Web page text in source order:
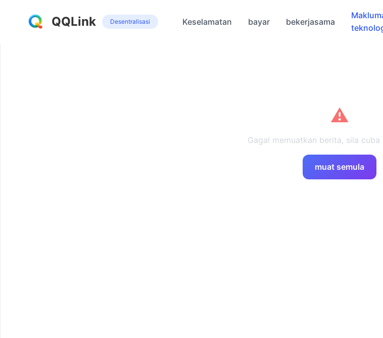
QQLink Desentralisasi Keselamatan bayar bekerjasama
⚠️
Gagal memuatkan berita, sila cuba
muat semula